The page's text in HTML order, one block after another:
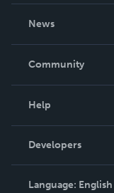
News
In The News
Community
Podcast
Help
Order Lookup
Knowledge Base
Contact Support
Developers
Language: English